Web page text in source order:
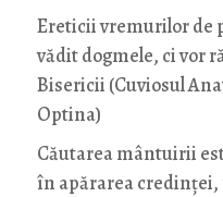
Ereticii vremurilor de
vădit dogmele, ci vor
Bisericii (Cuviosul
Optina)
Căutarea mântuirii
în apărarea